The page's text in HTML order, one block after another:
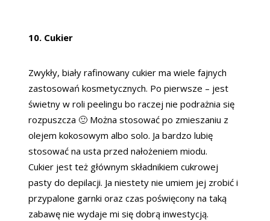
10. Cukier
Zwykły, biały rafinowany cukier ma wiele fajnych
zastosowań kosmetycznych. Po pierwsze – jest
świetny w roli peelingu bo raczej nie podrażnia się
rozpuszcza 🙂 Można stosować po zmieszaniu z
olejem kokosowym albo solo. Ja bardzo lubię
stosować na usta przed nałożeniem miodu.
Cukier jest też głównym składnikiem cukrowej
pasty do depilacji. Ja niestety nie umiem jej zrobić i
przypalone garnki oraz czas poświęcony na taką
zabawę nie wydaje mi się dobrą inwestycją.